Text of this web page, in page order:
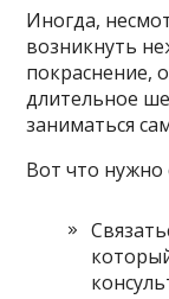
Иногда,
возникнуть
покраснение,
длительное
заниматься
Вот что нужно